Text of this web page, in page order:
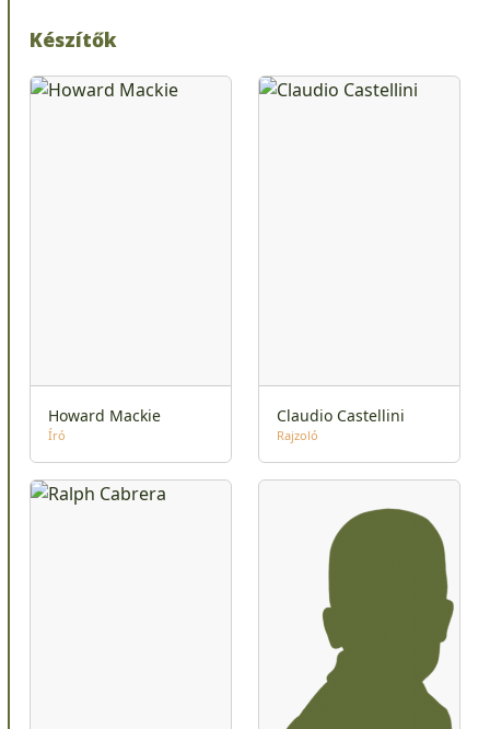
Készítők
Howard Mackie
Író
Claudio Castellini
Rajzoló